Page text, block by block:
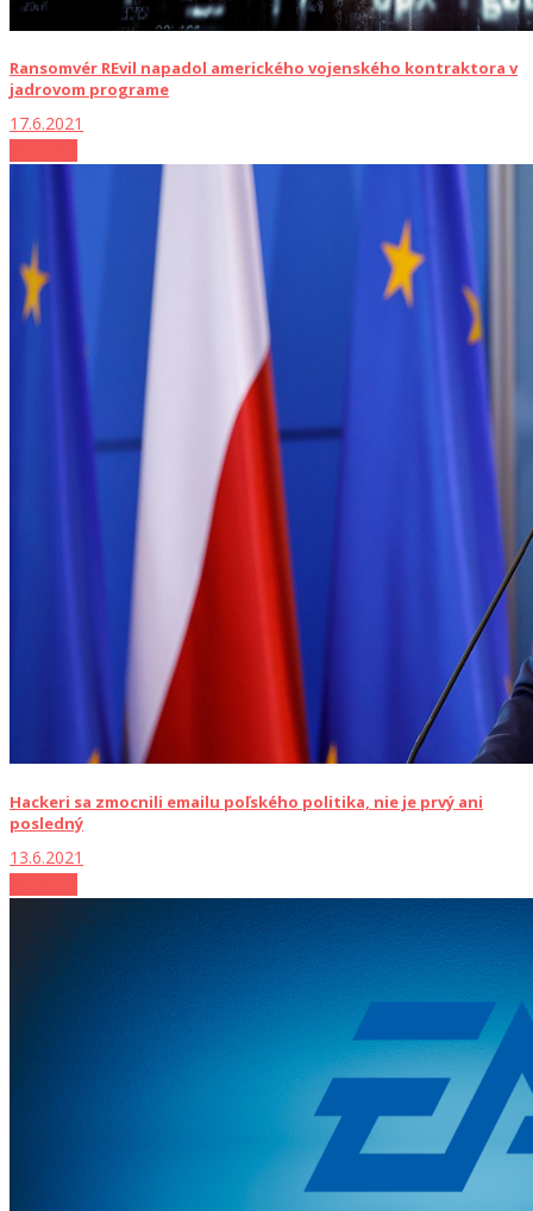
Ransomvér REvil napadol amerického vojenského kontraktora v
jadrovom programe
17.6.2021
Hackeri sa zmocnili emailu poľského politika, nie je prvý ani
posledný
13.6.2021